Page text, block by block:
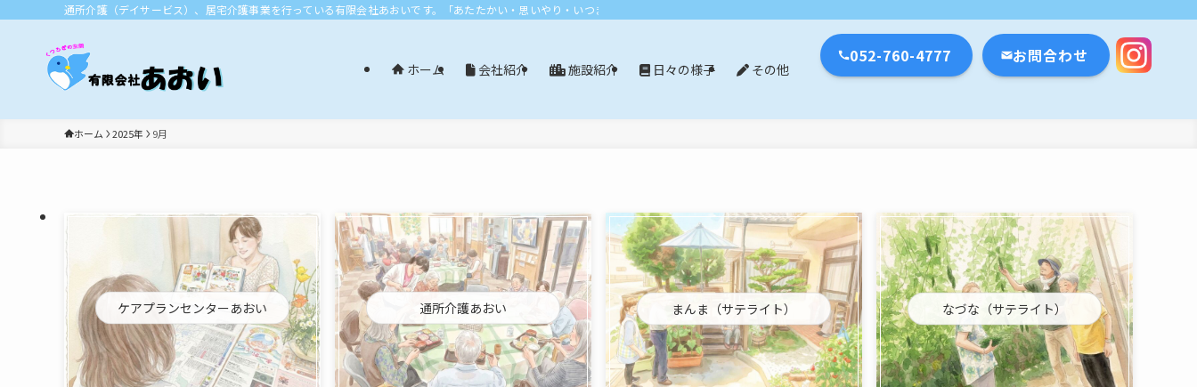
通所介護（デイサービス）、居宅介護事業を行っている有限会社あおいです。「あたたかい・思いやり・いつまでも」エリア：尾張旭市・長久手市・瀬戸市・名古屋市
ホーム 会社紹介 施設紹介 日々の様子 その他
052-760-4777 お問合わせ
ホーム 2025年 9月
ケアプランセンターあおい 通所介護あおい まんま（サテライト） なづな（サテライト）